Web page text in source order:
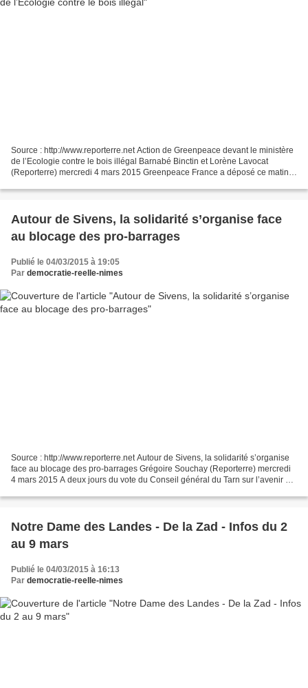
Source : http://www.reporterre.net Action de Greenpeace devant le ministère
de l’Ecologie contre le bois illégal Barnabé Binctin et Lorène Lavocat
(Reporterre) mercredi 4 mars 2015 Greenpeace France a déposé ce matin
Autour de Sivens, la solidarité s’organise face
au blocage des pro-barrages
Publié le 04/03/2015 à 19:05
Par democratie-reelle-nimes
Source : http://www.reporterre.net Autour de Sivens, la solidarité s’organise
face au blocage des pro-barrages Grégoire Souchay (Reporterre) mercredi
4 mars 2015 A deux jours du vote du Conseil général du Tarn sur l’avenir du
Notre Dame des Landes - De la Zad - Infos du 2
au 9 mars
Publié le 04/03/2015 à 16:13
Par democratie-reelle-nimes